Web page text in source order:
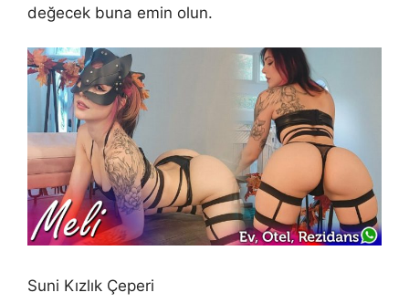
değecek buna emin olun.
Suni Kızlık Çeperi